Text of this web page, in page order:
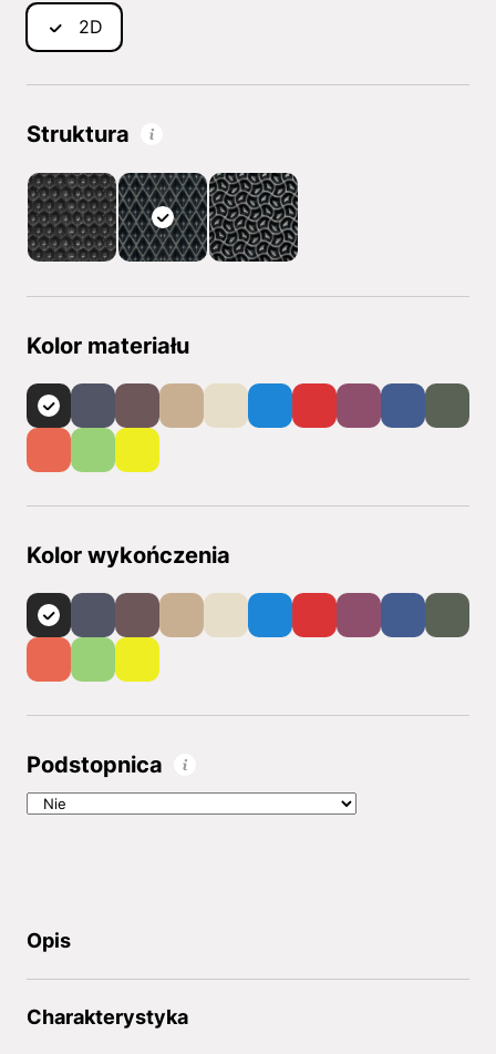
2D
Struktura
Kolor materiału
Kolor wykończenia
Podstopnica
Opis
Charakterystyka